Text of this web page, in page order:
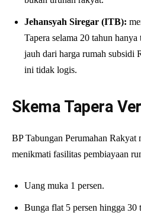
Jehansyah Siregar (ITB):
Tapera selama 20 tahun
jauh dari harga rumah subsidi
ini tidak logis.
Skema Tapera
BP Tabungan Perumahan Rakyat
menikmati fasilitas pembiayaan
Uang muka 1 persen.
Bunga flat 5 persen hingga 30